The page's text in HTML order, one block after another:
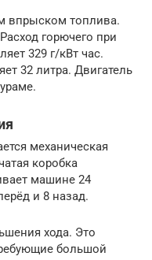
впрыском топлива.
горючего при
329 г/кВт час.
32 литра. Двигатель
механическая
коробка
машине 24
и 8 назад.
хода. Это
большой